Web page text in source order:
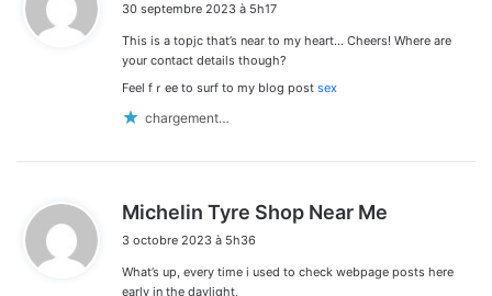
t
:
30 septembre 2023 à 5h17
This іs a toрjc that’s near to my heart… Cheers! Where are
your contact details though?
Feel fｒee to surf to my blog pоst sex
chargement…
Michelin Tyre Shop Near Me
3 octobre 2023 à 5h36
What’s up, every time i used to check webpage posts here
early in the daylight,